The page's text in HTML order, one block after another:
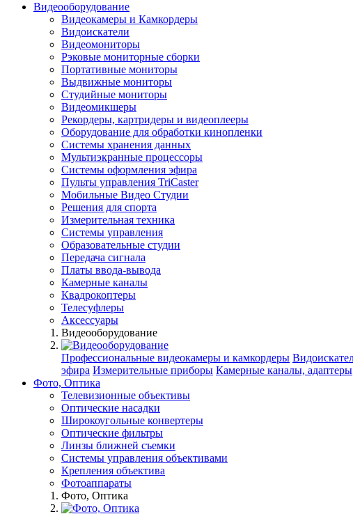
Видеооборудование
Видеокамеры и Камкордеры
Видоискатели
Видеомониторы
Рэковые мониторные сборки
Портативные мониторы
Выдвижные мониторы
Студийные мониторы
Видеомикшеры
Рекордеры, картридеры и видеоплееры
Оборудование для обработки кинопленки
Системы хранения данных
Мультиэкранные процессоры
Системы оформления эфира
Пульты управления TriCaster
Мобильные Видео Студии
Решения для спорта
Измерительная техника
Системы управления
Образовательные студии
Передача сигнала
Платы ввода-вывода
Камерные каналы
Квадрокоптеры
Телесуфлеры
Аксессуары
Видеооборудование
Профессиональные видеокамеры и камкордеры
эфира Измерительные приборы Камерные каналы, адаптеры
Фото, Оптика
Телевизионные объективы
Оптические насадки
Широкоугольные конвертеры
Оптические фильтры
Линзы ближней съемки
Системы управления объективами
Крепления объектива
Фотоаппараты
Фото, Оптика